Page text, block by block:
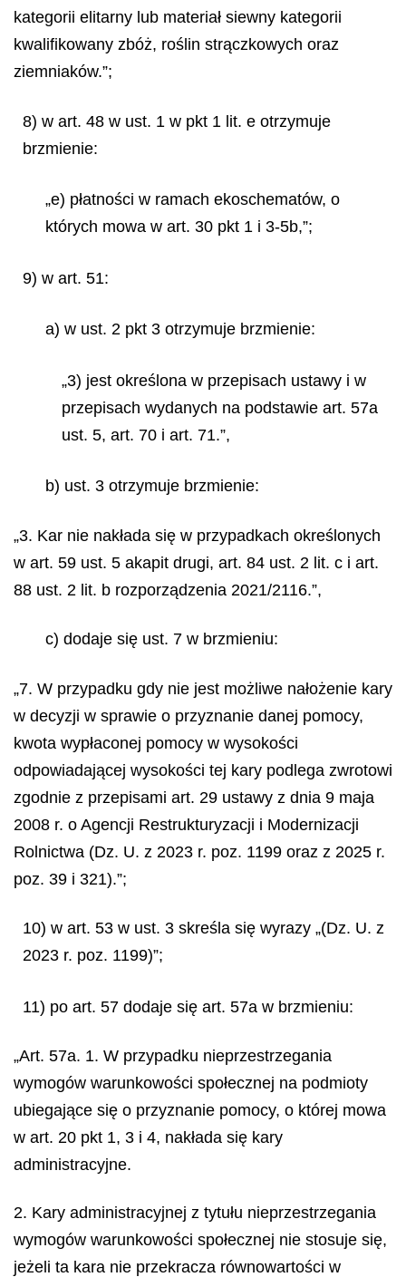
kategorii elitarny lub materiał siewny kategorii
kwalifikowany zbóż, roślin strączkowych oraz
ziemniaków.”;
8) w art. 48 w ust. 1 w pkt 1 lit. e otrzymuje
brzmienie:
„e) płatności w ramach ekoschematów, o
których mowa w art. 30 pkt 1 i 3-5b,”;
9) w art. 51:
a) w ust. 2 pkt 3 otrzymuje brzmienie:
„3) jest określona w przepisach ustawy i w
przepisach wydanych na podstawie art. 57a
ust. 5, art. 70 i art. 71.”,
b) ust. 3 otrzymuje brzmienie:
„3. Kar nie nakłada się w przypadkach określonych
w art. 59 ust. 5 akapit drugi, art. 84 ust. 2 lit. c i art.
88 ust. 2 lit. b rozporządzenia 2021/2116.”,
c) dodaje się ust. 7 w brzmieniu:
„7. W przypadku gdy nie jest możliwe nałożenie kary
w decyzji w sprawie o przyznanie danej pomocy,
kwota wypłaconej pomocy w wysokości
odpowiadającej wysokości tej kary podlega zwrotowi
zgodnie z przepisami art. 29 ustawy z dnia 9 maja
2008 r. o Agencji Restrukturyzacji i Modernizacji
Rolnictwa (Dz. U. z 2023 r. poz. 1199 oraz z 2025 r.
poz. 39 i 321).”;
10) w art. 53 w ust. 3 skreśla się wyrazy „(Dz. U. z
2023 r. poz. 1199)”;
11) po art. 57 dodaje się art. 57a w brzmieniu:
„Art. 57a. 1. W przypadku nieprzestrzegania
wymogów warunkowości społecznej na podmioty
ubiegające się o przyznanie pomocy, o której mowa
w art. 20 pkt 1, 3 i 4, nakłada się kary
administracyjne.
2. Kary administracyjnej z tytułu nieprzestrzegania
wymogów warunkowości społecznej nie stosuje się,
jeżeli ta kara nie przekracza równowartości w